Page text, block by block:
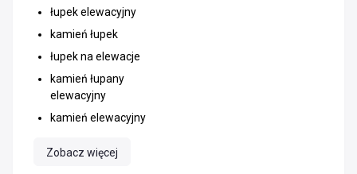
łupek elewacyjny
kamień łupek
łupek na elewacje
kamień łupany
elewacyjny
kamień elewacyjny
Zobacz więcej